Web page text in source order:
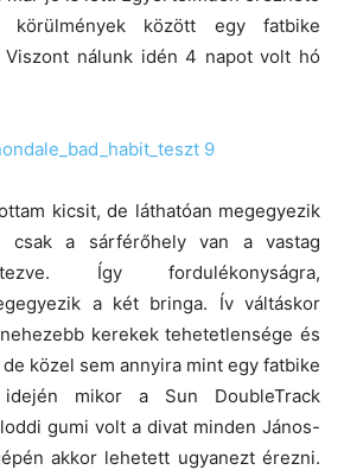
között egy fatbike
Viszont nálunk idén 4 napot volt hó
kicsit, de láthatóan megegyezik
csak a sárférőhely van a vastag
Így fordulékonyságra,
a két bringa. Ív váltáskor
kerekek tehetetlensége és
közel sem annyira mint egy fatbike
mikor a Sun DoubleTrack
gumi volt a divat minden János-
akkor lehetett ugyanezt érezni.